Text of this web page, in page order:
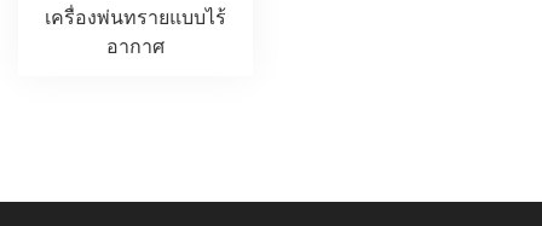
เครื่องพ่นทรายแบบไร้
อากาศ